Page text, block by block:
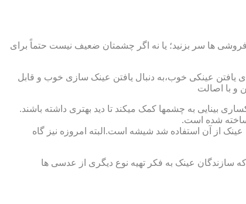
ها سر بزنید؛ یا نه اگر چشمتان ضعیف نیست حتماً برای
یافتن عینکی خوب،به دنبال یافتن عینک سازی خوب و قابل
و با اصالت
بینایی به چشمها کمک میکند تا دید بهتری داشته باشند.
ساخته شده است.
ماده ای که در ساخت عدسی عینک از آن استفاده شد شیشه است.البته امروزه نیز گاه
عینک به فکر تهیه نوع دیگری از عدسی ها